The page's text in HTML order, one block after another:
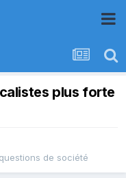
plus forte
de société